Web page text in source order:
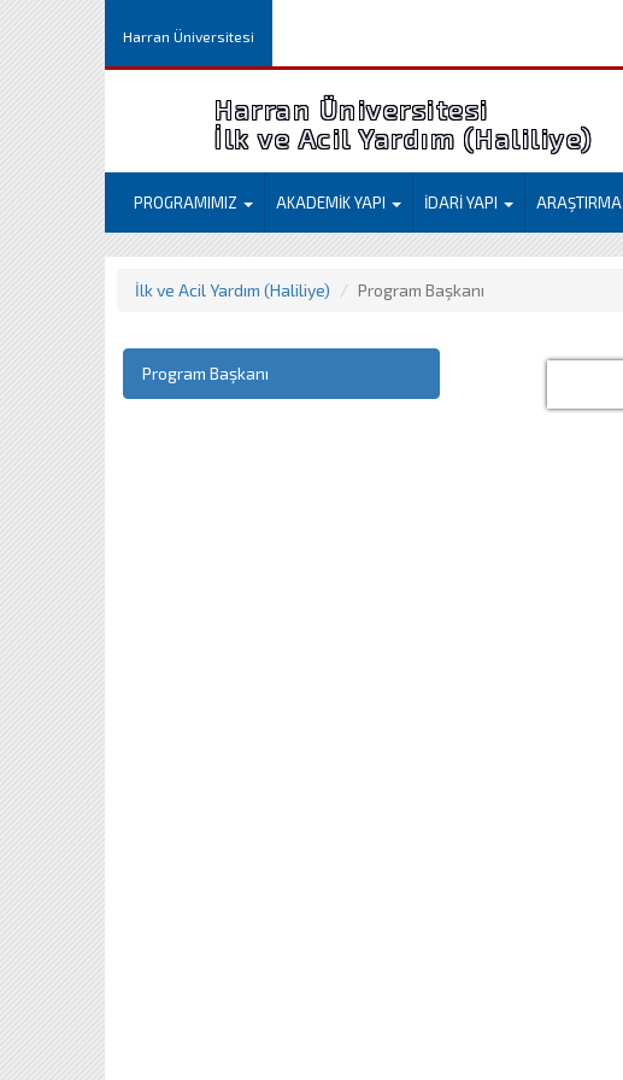
Harran Üniversitesi
Harran Üniversitesi
İlk ve Acil Yardım (Haliliye)
PROGRAMIMIZ AKADEMİK YAPI İDARİ YAPI ARAŞTIRMA
İlk ve Acil Yardım (Haliliye) Program Başkanı
Program Başkanı